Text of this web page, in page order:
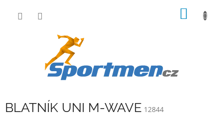
BLATNÍK UNI M-WAVE 12844